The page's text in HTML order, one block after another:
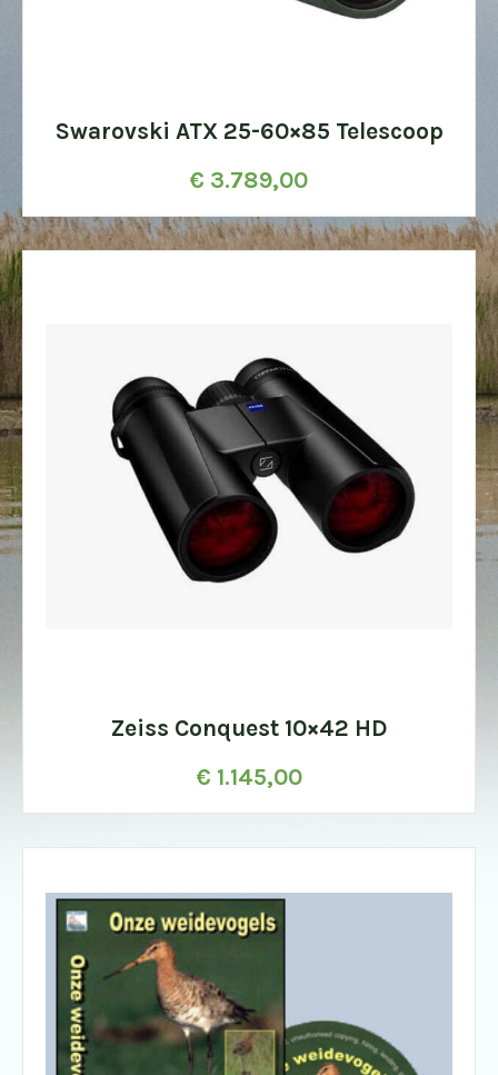
Swarovski ATX 25-60×85 Telescoop
€ 3.789,00
Zeiss Conquest 10×42 HD
€ 1.145,00